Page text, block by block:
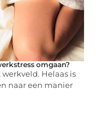
omgaan?
Helaas is
naar een manier